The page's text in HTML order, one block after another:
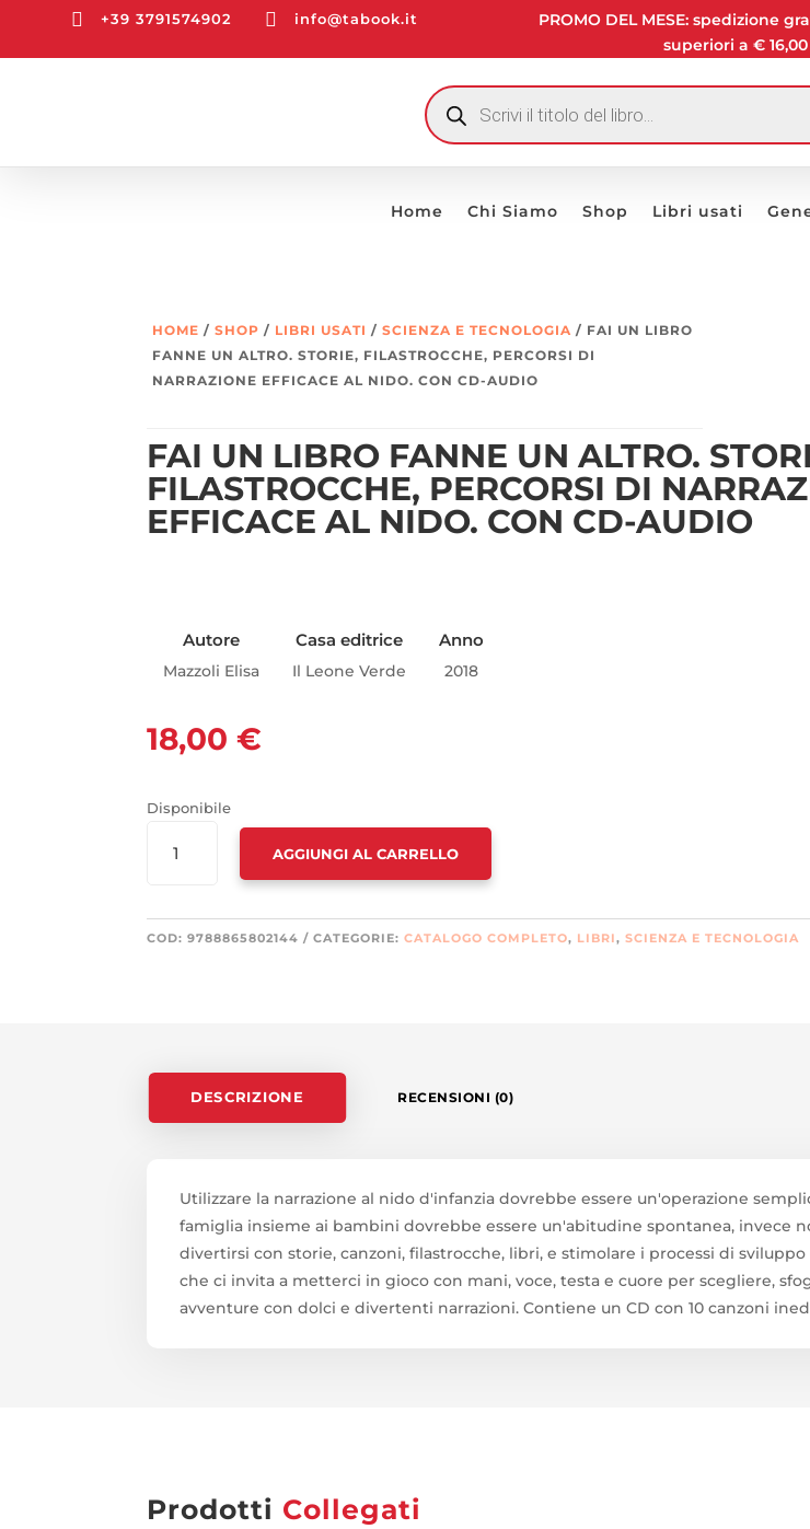
 +39 3791574902  info@tabook.it
PROMO DEL MESE: spedizione
superiori a € 16,00
RICERCA
PRODOTTI
Home Chi Siamo Shop Libri usati
HOME /SHOP / LIBRI USATI /SCIENZA E TECNOLOGIA / FAI UN LIBRO
FANNE UN ALTRO. STORIE, FILASTROCCHE, PERCORSI DI
NARRAZIONE EFFICACE AL NIDO. CON CD-AUDIO
FAI UN LIBRO FANNE UN ALTRO.
FILASTROCCHE, PERCORSI DI
EFFICACE AL NIDO. CON CD-AUDIO
Autore
Mazzoli Elisa
Casa editrice
Il Leone Verde
Anno
2018
18,00€
Disponibile
UN
AUDIO
QUANTITÀ
AGGIUNGI AL CARRELLO
COD:9788865802144 CATEGORIE:CATALOGO COMPLETO, LIBRI,SCIENZA E TECNOLOGIA
DESCRIZIONE RECENSIONI (0)
Utilizzare la narrazione al nido d'infanzia dovrebbe essere un'operazione
famiglia insieme ai bambini dovrebbe essere un'abitudine spontanea, invece
divertirsi con storie, canzoni, filastrocche, libri, e stimolare i processi di
che ci invita a metterci in gioco con mani, voce, testa e cuore per scegliere,
avventure con dolci e divertenti narrazioni. Contiene un CD con 10 canzoni
Prodotti Collegati